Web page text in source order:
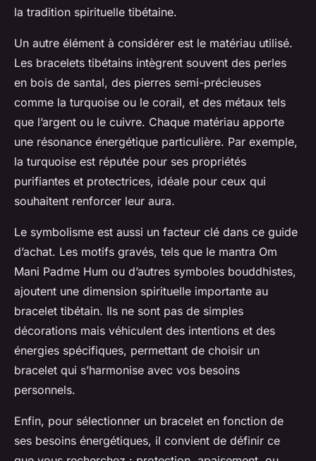
la tradition spirituelle tibétaine.
Un autre élément à considérer est le matériau utilisé.
Les bracelets tibétains intègrent souvent des perles
en bois de santal, des pierres semi-précieuses
comme la turquoise ou le corail, et des métaux tels
que l’argent ou le cuivre. Chaque matériau apporte
une résonance énergétique particulière. Par exemple,
la turquoise est réputée pour ses propriétés
purifiantes et protectrices, idéale pour ceux qui
souhaitent renforcer leur aura.
Le symbolisme est aussi un facteur clé dans ce guide
d’achat. Les motifs gravés, tels que le mantra Om
Mani Padme Hum ou d’autres symboles bouddhistes,
ajoutent une dimension spirituelle importante au
bracelet tibétain. Ils ne sont pas de simples
décorations mais véhiculent des intentions et des
énergies spécifiques, permettant de choisir un
bracelet qui s’harmonise avec vos besoins
personnels.
Enfin, pour sélectionner un bracelet en fonction de
ses besoins énergétiques, il convient de définir ce